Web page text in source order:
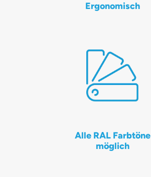
Ergonomisch
Alle RAL Farbtöne
möglich